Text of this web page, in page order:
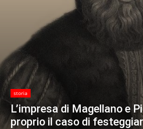
storia
L’impresa di Magellano e
proprio il caso di